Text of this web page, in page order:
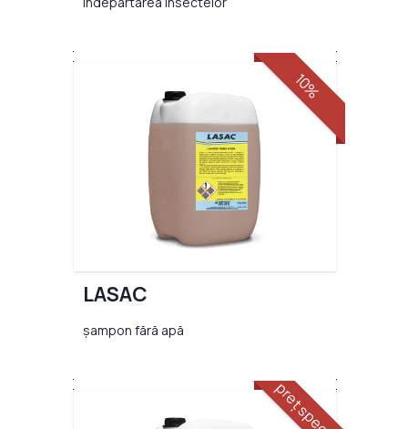
10%
LASAC
șampon fără apă
preț special